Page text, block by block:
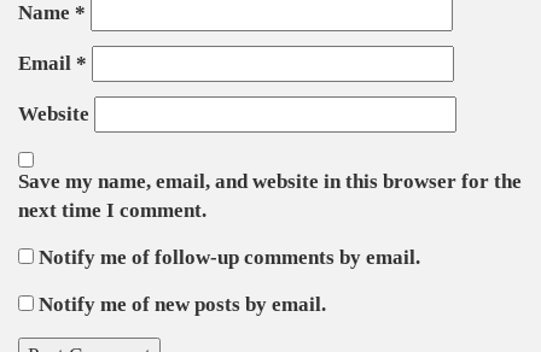
Name *
Email *
Website
Save my name, email, and website in this browser for the
next time I comment.
Notify me of follow-up comments by email.
Notify me of new posts by email.